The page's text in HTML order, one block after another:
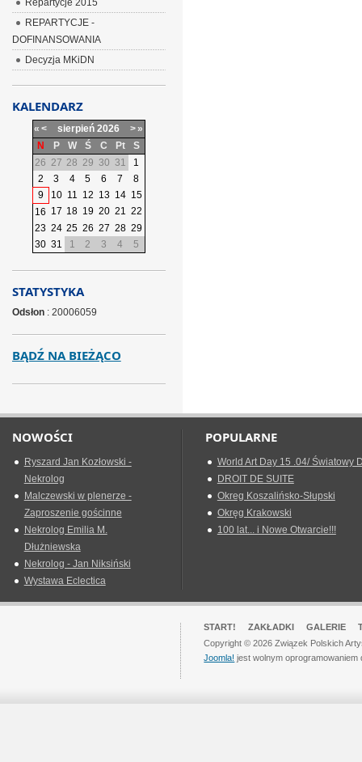
Repartycje 2015
REPARTYCJE -
DOFINANSOWANIA
Decyzja MKiDN
KALENDARZ
« < sierpień 2026 >»
N
P W Ś C Pt
S
26 27 28 29 30 31
1
2
3 4 5 6 7
8
9
10 11 12 13 14 15
16 17 18 19 20 21 22
23 24 25 26 27 28 29
30 31 1 2 3 4 5
STATYSTYKA
Odsłon: 20006059
BĄDŹ NA BIEŻĄCO
NOWOŚCI
Ryszard Jan Kozłowski -
Nekrolog
Malczewski w plenerze -
Zaproszenie gościnne
Nekrolog Emilia M.
Dłużniewska
Nekrolog - Jan Niksiński
Wystawa Eclectica
POPULARNE
World Art Day 15 .04/ Światowy
DROIT DE SUITE
Okreg Koszalińsko-Słupski
Okręg Krakowski
100 lat... i Nowe Otwarcie!!!
START! ZAKŁADKI GALERIE
Copyright © 2026 Związek Polskich
Joomla! jest wolnym